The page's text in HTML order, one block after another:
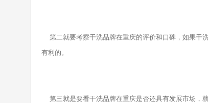
第二就要考察干洗品牌在重庆的评价和口碑，如果干
有利的。
第三就是要看干洗品牌在重庆是否还具有发展市场，